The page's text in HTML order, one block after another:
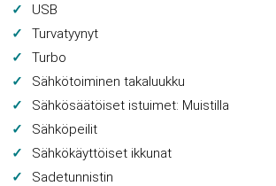
USB
Turvatyynyt
Turbo
Sähkötoiminen takaluukku
Sähkösäätöiset istuimet: Muistilla
Sähköpeilit
Sähkökäyttöiset ikkunat
Sadetunnistin